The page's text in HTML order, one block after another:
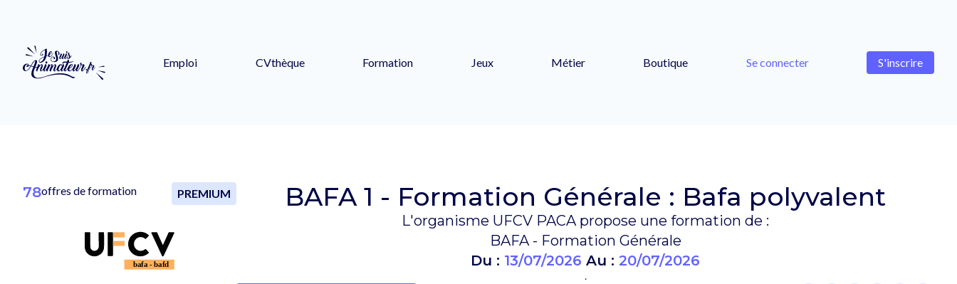
Emploi CVthèque Formation Jeux Métier Boutique Se connecter S'inscrire
78offres de formation PREMIUM BAFA 1 - Formation Générale : Bafa polyvalent
L'organisme UFCV PACA propose une formation de :
BAFA - Formation Générale
Du : 13/07/2026 Au : 20/07/2026
.